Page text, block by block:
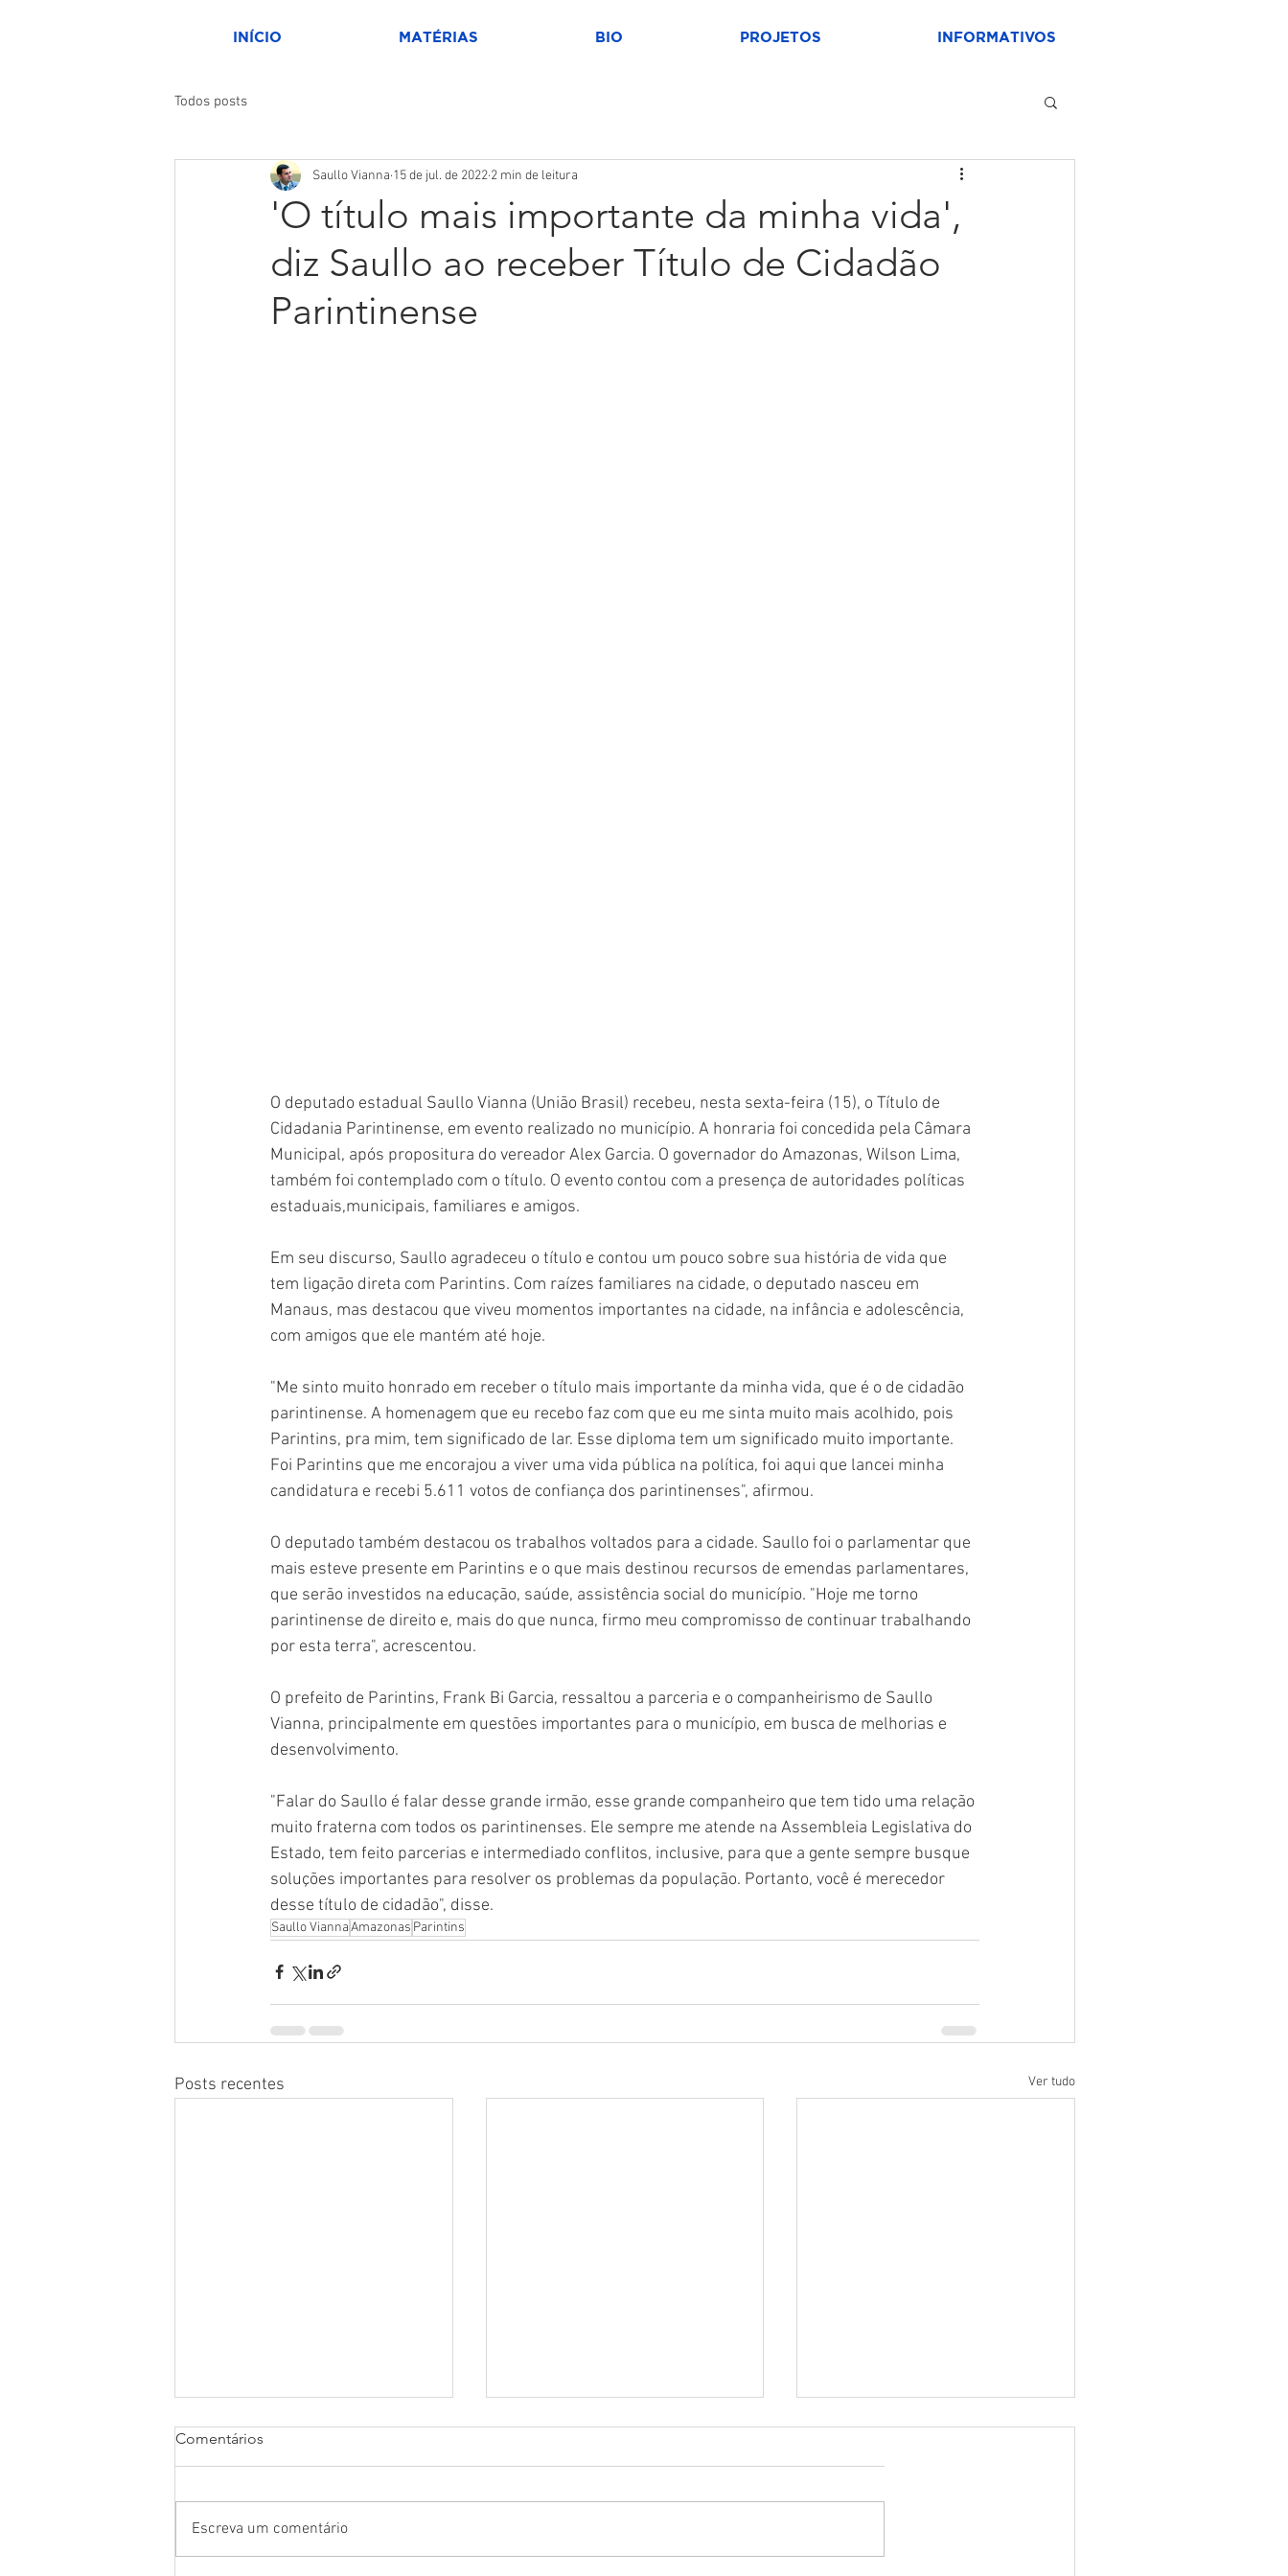
INÍCIO MATÉRIAS BIO PROJETOS INFORMATIVOS
Todos posts
'O título mais importante da minha vida',
diz Saullo ao receber Título de Cidadão
Parintinense
Saullo Vianna 15 de jul. de 2022 2 min de leitura
O deputado estadual Saullo Vianna (União Brasil) recebeu, nesta sexta-feira (15), o Título de
Cidadania Parintinense, em evento realizado no município. A honraria foi concedida pela Câmara
Municipal, após propositura do vereador Alex Garcia. O governador do Amazonas, Wilson Lima,
também foi contemplado com o título. O evento contou com a presença de autoridades políticas
estaduais,municipais, familiares e amigos.
Em seu discurso, Saullo agradeceu o título e contou um pouco sobre sua história de vida que
tem ligação direta com Parintins. Com raízes familiares na cidade, o deputado nasceu em
Manaus, mas destacou que viveu momentos importantes na cidade, na infância e adolescência,
com amigos que ele mantém até hoje.
"Me sinto muito honrado em receber o título mais importante da minha vida, que é o de cidadão
parintinense. A homenagem que eu recebo faz com que eu me sinta muito mais acolhido, pois
Parintins, pra mim, tem significado de lar. Esse diploma tem um significado muito importante.
Foi Parintins que me encorajou a viver uma vida pública na política, foi aqui que lancei minha
candidatura e recebi 5.611 votos de confiança dos parintinenses", afirmou.
O deputado também destacou os trabalhos voltados para a cidade. Saullo foi o parlamentar que
mais esteve presente em Parintins e o que mais destinou recursos de emendas parlamentares,
que serão investidos na educação, saúde, assistência social do município. "Hoje me torno
parintinense de direito e, mais do que nunca, firmo meu compromisso de continuar trabalhando
por esta terra", acrescentou.
O prefeito de Parintins, Frank Bi Garcia, ressaltou a parceria e o companheirismo de Saullo
Vianna, principalmente em questões importantes para o município, em busca de melhorias e
desenvolvimento.
"Falar do Saullo é falar desse grande irmão, esse grande companheiro que tem tido uma relação
muito fraterna com todos os parintinenses. Ele sempre me atende na Assembleia Legislativa do
Estado, tem feito parcerias e intermediado conflitos, inclusive, para que a gente sempre busque
soluções importantes para resolver os problemas da população. Portanto, você é merecedor
desse título de cidadão", disse.
Saullo ViannaAmazonas Parintins
Posts recentes Ver tudo
Comentários
Escreva um comentário